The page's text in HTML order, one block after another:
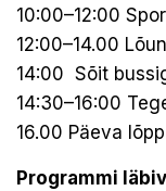
10:00–12:00
12:00–14.00
14:00 Sõit
14:30–16:00
16.00 Päeva
Programmi